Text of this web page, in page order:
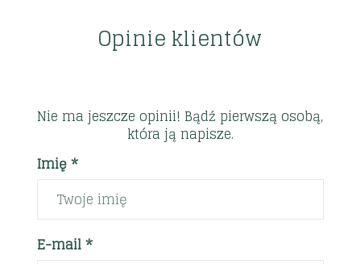
Opinie klientów
Nie ma jeszcze opinii! Bądź pierwszą osobą,
która ją napisze.
Imię *
E-mail *